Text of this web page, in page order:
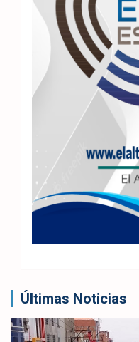
Últimas Noticias